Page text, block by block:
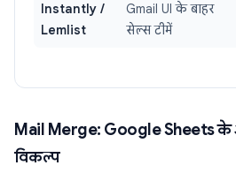
Instantly /
Lemlist
Gmail UI के बाहर
सेल्स टीमें
Mail Merge: Google Sheets के
विकल्प